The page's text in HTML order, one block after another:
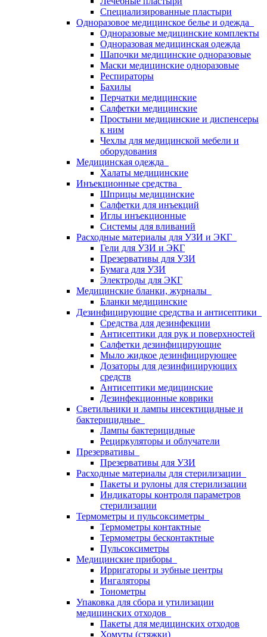
Специализированные пластыри
Одноразовое медицинское белье и одежда
Одноразовые медицинские комплекты
Одноразовая медицинская одежда
Шапочки медицинские одноразовые
Маски медицинские одноразовые
Респираторы
Бахилы
Перчатки медицинские
Салфетки медицинские
Простыни медицинские и диспенсеры
к ним
Чехлы для медицинской мебели и
оборудования
Медицинская одежда
Халаты медицинские
Инъекционные средства
Шприцы медицинские
Салфетки для инъекций
Иглы инъекционные
Системы для вливаний
Расходные материалы для УЗИ и ЭКГ
Гели для УЗИ и ЭКГ
Презервативы для УЗИ
Бумага для УЗИ
Электроды для ЭКГ
Медицинские бланки, журналы
Бланки медицинские
Дезинфицирующие средства и антисептики
Средства для дезинфекции
Антисептики для рук и поверхностей
Салфетки дезинфицирующие
Мыло жидкое дезинфицирующее
Дозаторы для дезинфицирующих
средств
Антисептики медицинские
Дезинфекционные коврики
Светильники и лампы инсектицидные и
бактерицидные
Лампы бактерицидные
Рециркуляторы и облучатели
Презервативы
Презервативы для УЗИ
Расходные материалы для стерилизации
Пакеты и рулоны для стерилизации
Индикаторы контроля параметров
стерилизации
Термометры и пульсоксиметры
Термометры контактные
Термометры бесконтактные
Пульсоксиметры
Медицинские приборы
Ирригаторы и зубные центры
Ингаляторы
Тонометры
Упаковка для сбора и утилизации
медицинских отходов
Пакеты для медицинских отходов
Хомуты (стяжки)